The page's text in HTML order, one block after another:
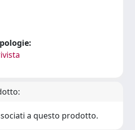
a questo prodotto.